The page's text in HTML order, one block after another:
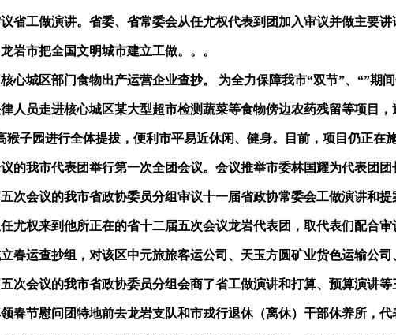
工做演讲。省委、省常委会从任尤权代表到团加入审议并做主要讲
市把全国文明城市建立工做。。。
城区部门食物出产运营企业查抄。 为全力保障我市“双节”、“”期间
员走进核心城区某大型超市检测蔬菜等食物傍边农药残留等项目，
园进行全体提拔，便利市平易近休闲、健身。目前，项目仍正在
我市代表团举行第一次全团会议。会议推举市委林国耀为代表团团
会议的我市省政协委员分组审议十一届省政协常委会工做演讲和提
权来到他所正在的省十二届五次会议龙岩代表团，取代表们配合审
运查抄组，对该区中元旅旅客运公司、天玉方圆矿业货色运输公司
会议的我市省政协委员分组会商了省工做演讲和打算、预算演讲等
节慰问团特地前去龙岩支队和市戎行退休（离休）干部休养所，代